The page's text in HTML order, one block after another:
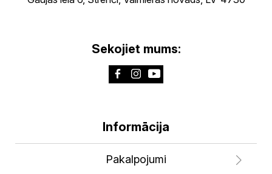
Sekojiet mums:
Informācija
Pakalpojumi